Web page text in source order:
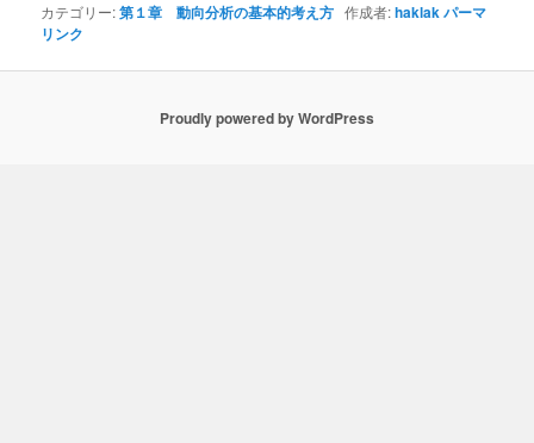
カテゴリー:第１章 動向分析の基本的考え方 作成者:haklakパーマ
リンク
Proudly powered by WordPress